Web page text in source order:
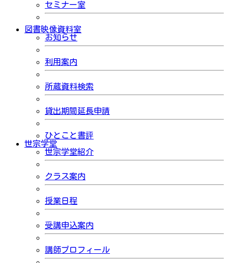
セミナー室
図書映像資料室
お知らせ
利用案内
所蔵資料検索
貸出期間延長申請
ひとこと書評
世宗学堂
世宗学堂紹介
クラス案内
授業日程
受講申込案内
講師プロフィール